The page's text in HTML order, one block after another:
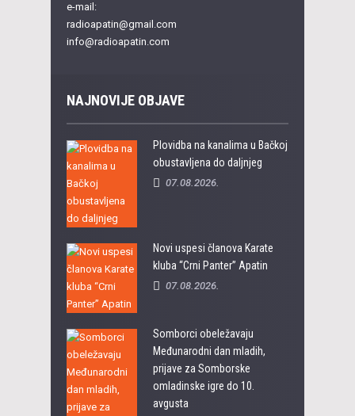
e-mail:
radioapatin@gmail.com
info@radioapatin.com
NAJNOVIJE OBJAVE
Plovidba na kanalima u Bačkoj
obustavljena do daljnjeg
07.08.2026.
Novi uspesi članova Karate
kluba “Crni Panter” Apatin
07.08.2026.
Somborci obeležavaju
Međunarodni dan mladih,
prijave za Somborske
omladinske igre do 10.
avgusta